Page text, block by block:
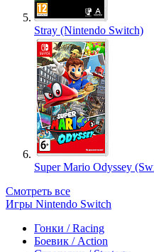
Stray (Nintendo Switch)
Super Mario Odyssey
Смотреть все
Игры Nintendo Switch
Гонки / Racing
Боевик / Action